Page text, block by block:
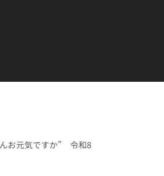
お元気ですか” 令和8